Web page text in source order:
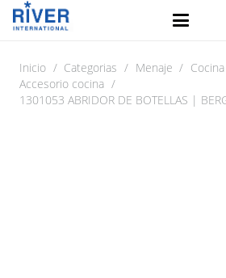
Inicio / Categorias / Menaje /
Accesorio cocina /
1301053 ABRIDOR DE BOTELLAS |